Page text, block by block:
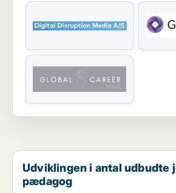
Udviklingen i antal udbudte
pædagog